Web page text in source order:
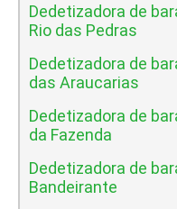
Dedetizadora de
Rio das Pedras
Dedetizadora de
das Araucarias
Dedetizadora de
da Fazenda
Dedetizadora de
Bandeirante